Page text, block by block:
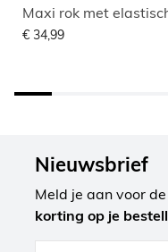
Maxi rok met
€ 34,99
Nieuwsbrief
Meld je aan voor
korting op je